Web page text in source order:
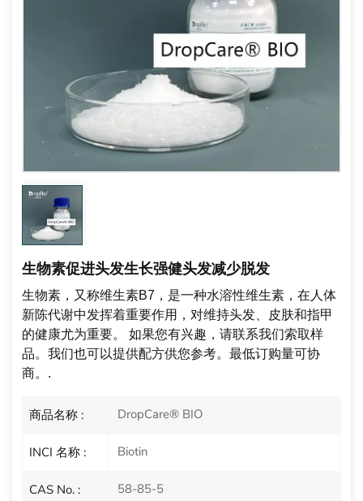
生物素促进头发生长强健头发减少脱发
生物素，又称维生素B7，是一种水溶性维生素，在人体
新陈代谢中发挥着重要作用，对维持头发、皮肤和指甲
的健康尤为重要。
如果您有兴趣，请联系我们索取样
品。我们也可以提供配方供您参考。最低订购量可协
商。 .
商品名称 : DropCare® BIO
INCI 名称 : Biotin
CAS No. : 58-85-5